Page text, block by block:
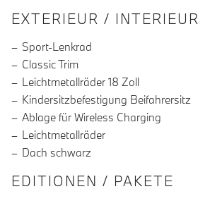
EXTERIEUR / INTERIEUR
Sport-Lenkrad
Classic Trim
Leichtmetallräder 18 Zoll
Kindersitzbefestigung Beifahrersitz
Ablage für Wireless Charging
Leichtmetallräder
Dach schwarz
EDITIONEN / PAKETE